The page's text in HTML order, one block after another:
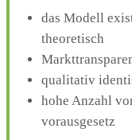
das Modell
theoretisch
qualitativ
hohe Anzahl
vorausgesetz